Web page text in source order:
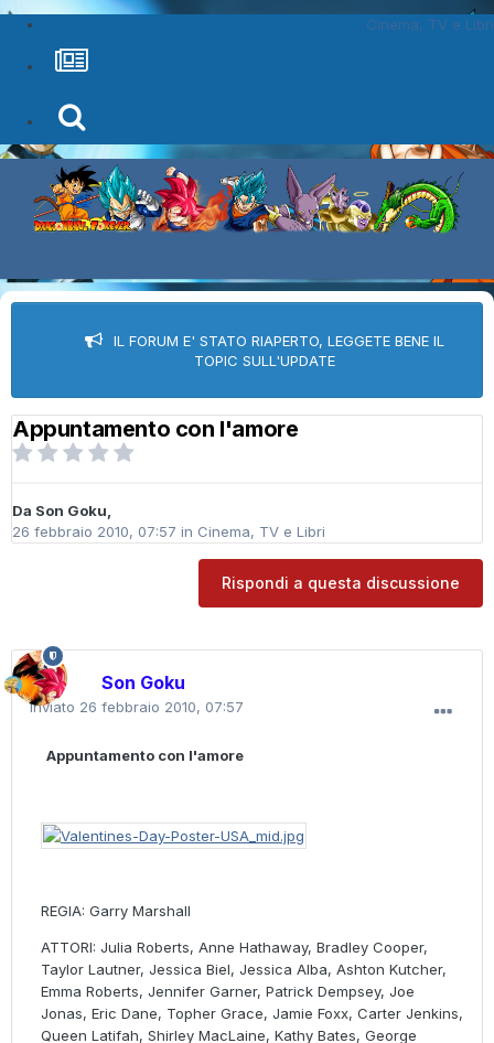
Cinema, TV e Libri
IL FORUM E' STATO RIAPERTO, LEGGETE BENE IL
TOPIC SULL'UPDATE
Appuntamento con l'amore
Da Son Goku,
26 febbraio 2010, 07:57 in Cinema, TV e Libri
Rispondi a questa discussione
Son Goku
Inviato 26 febbraio 2010, 07:57
Appuntamento con l'amore
REGIA: Garry Marshall
ATTORI: Julia Roberts, Anne Hathaway, Bradley Cooper,
Taylor Lautner, Jessica Biel, Jessica Alba, Ashton Kutcher,
Emma Roberts, Jennifer Garner, Patrick Dempsey, Joe
Jonas, Eric Dane, Topher Grace, Jamie Foxx, Carter Jenkins,
Queen Latifah, Shirley MacLaine, Kathy Bates, George